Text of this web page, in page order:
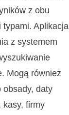
z obu
Aplikacja
z systemem
Mogą również
obsady, daty
kasy, firmy